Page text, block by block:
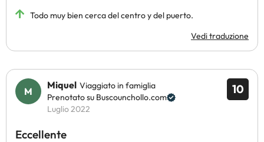
Todo muy bien cerca del centro y del puerto.
Vedi traduzione
10
Miquel Viaggiato in famiglia
Prenotato su Buscounchollo.com
Luglio 2022
Eccellente